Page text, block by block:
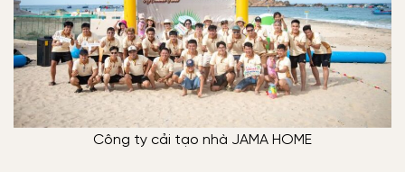
Công ty cải tạo nhà JAMA HOME